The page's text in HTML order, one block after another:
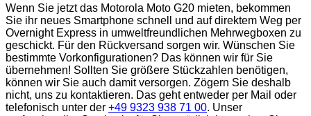
Wenn Sie jetzt das Motorola Moto G20 mieten, bekommen
Sie ihr neues Smartphone schnell und auf direktem Weg per
Overnight Express in umweltfreundlichen Mehrwegboxen zu
geschickt. Für den Rückversand sorgen wir. Wünschen Sie
bestimmte Vorkonfigurationen? Das können wir für Sie
übernehmen! Sollten Sie größere Stückzahlen benötigen,
können wir Sie auch damit versorgen. Zögern Sie deshalb
nicht, uns zu kontaktieren. Das geht entweder per Mail oder
telefonisch unter der +49 9323 938 71 00. Unser